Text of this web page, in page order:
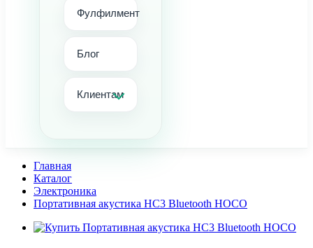
Фулфилмент
Блог
Клиентам
Главная
Каталог
Электроника
Портативная акустика HC3 Bluetooth HOCO